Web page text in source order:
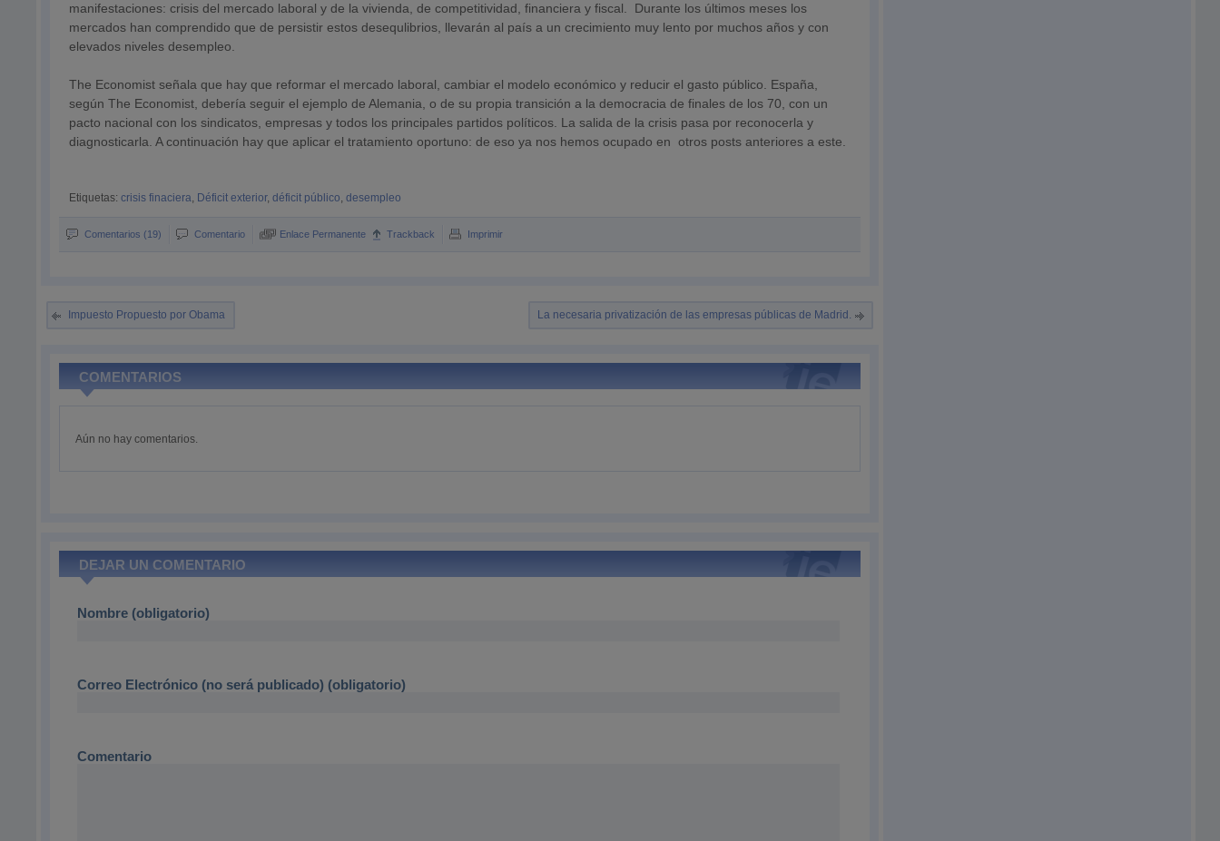
manifestaciones: crisis del mercado laboral y de la vivienda, de competitividad, financiera y fiscal. Durante los últimos meses los
mercados han comprendido que de persistir estos desequlibrios, llevarán al país a un crecimiento muy lento por muchos años y con
elevados niveles desempleo.
The Economist señala que hay que reformar el mercado laboral, cambiar el modelo económico y reducir el gasto público. España,
según The Economist, debería seguir el ejemplo de Alemania, o de su propia transición a la democracia de finales de los 70, con un
pacto nacional con los sindicatos, empresas y todos los principales partidos políticos. La salida de la crisis pasa por reconocerla y
diagnosticarla. A continuación hay que aplicar el tratamiento oportuno: de eso ya nos hemos ocupado en otros posts anteriores a este.
Etiquetas:crisis finaciera, Déficit exterior,déficit público,desempleo
Comentarios (19) Comentario Enlace Permanente Trackback Imprimir
Impuesto Propuesto por Obama La necesaria privatización de las empresas públicas de Madrid.
COMENTARIOS
Aún no hay comentarios.
DEJAR UN COMENTARIO
Nombre (obligatorio)
Correo Electrónico (no será publicado) (obligatorio)
Comentario